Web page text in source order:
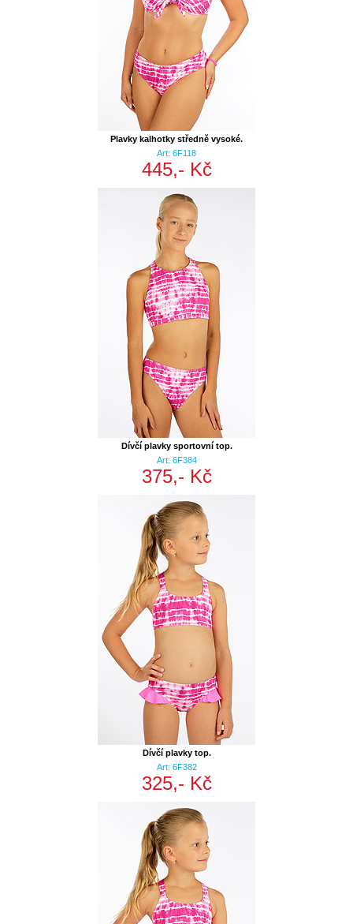
Plavky kalhotky středně vysoké.
Art: 6F118
445,- Kč
Dívčí plavky sportovní top.
Art: 6F384
375,- Kč
Dívčí plavky top.
Art: 6F382
325,- Kč